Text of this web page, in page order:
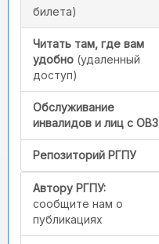
билета)
Читать там, где вам
удобно (удаленный
доступ)
Обслуживание
инвалидов и лиц с ОВЗ
Репозиторий РГПУ
Автору РГПУ:
сообщите нам о
публикациях